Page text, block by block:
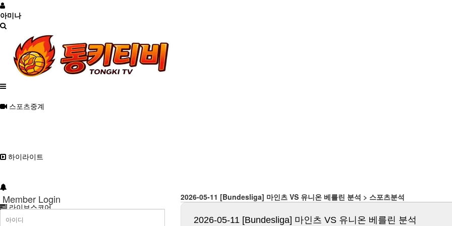
아미나
스포츠중계
하이라이트
라이브스코어
2026-05-11 [Bundesliga] 마인츠 VS 유니온 베를린 분석 > 스포츠분석
2026-05-11 [Bundesliga] 마인츠 VS 유니온 베를린 분석
Member Login